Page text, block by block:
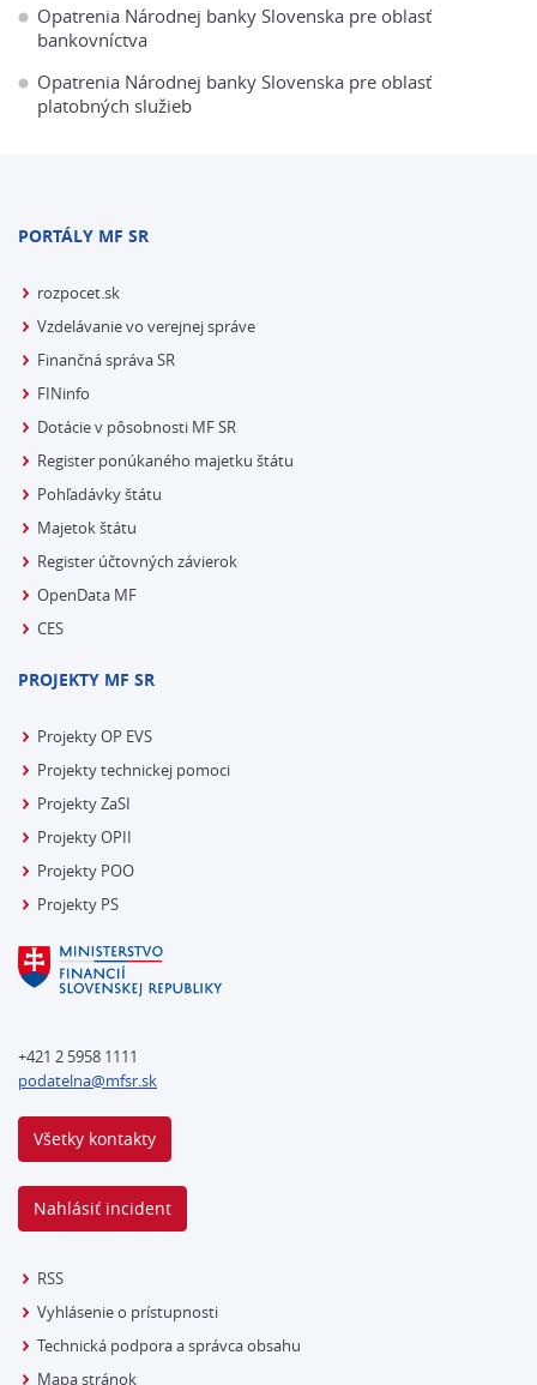
Opatrenia Národnej banky Slovenska pre oblasť
bankovníctva
Opatrenia Národnej banky Slovenska pre oblasť
platobných služieb
PORTÁLY MF SR
rozpocet.sk
Vzdelávanie vo verejnej správe
Finančná správa SR
FINinfo
Dotácie v pôsobnosti MF SR
Register ponúkaného majetku štátu
Pohľadávky štátu
Majetok štátu
Register účtovných závierok
OpenData MF
CES
PROJEKTY MF SR
Projekty OP EVS
Projekty technickej pomoci
Projekty ZaSI
Projekty OPII
Projekty POO
Projekty PS
+421 2 5958 1111
podatelna@mfsr.sk
Všetky kontakty
Nahlásiť incident
RSS
Vyhlásenie o prístupnosti
Technická podpora a správca obsahu
Mapa stránok